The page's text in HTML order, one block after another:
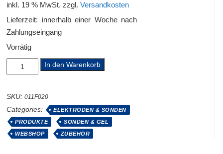
inkl. 19 % MwSt. zzgl.Versandkosten
Lieferzeit: innerhalb einer Woche nach
Zahlungseingang
Vorrätig
BEACMED
Rektalsonde
Menge
In den Warenkorb
SKU:011F020
Categories:
ELEKTRODEN & SONDEN
PRODUKTE
SONDEN & GEL
WEBSHOP
ZUBEHÖR